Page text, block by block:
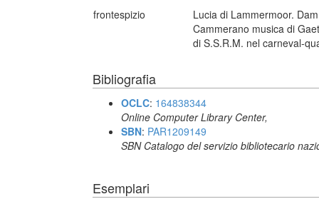
frontespizio
Lucia di Lammermoor.
Cammerano musica di
di S.S.R.M. nel carneval-
Bibliografia
OCLC: 164838344
Online Computer Library Center,
SBN: PAR1209149
SBN Catalogo del servizio bibliotecario
Esemplari